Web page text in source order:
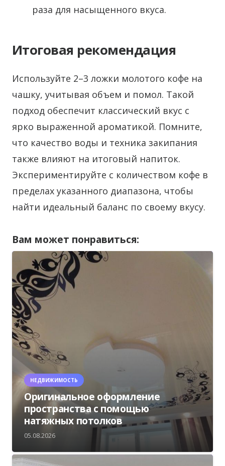
раза для насыщенного вкуса.
Итоговая рекомендация
Используйте 2–3 ложки молотого кофе на
чашку, учитывая объем и помол. Такой
подход обеспечит классический вкус с
ярко выраженной ароматикой. Помните,
что качество воды и техника закипания
также влияют на итоговый напиток.
Экспериментируйте с количеством кофе в
пределах указанного диапазона, чтобы
найти идеальный баланс по своему вкусу.
Вам может понравиться:
НЕДВИЖИМОСТЬ
Оригинальное оформление
пространства с помощью
натяжных потолков
05.08.2026